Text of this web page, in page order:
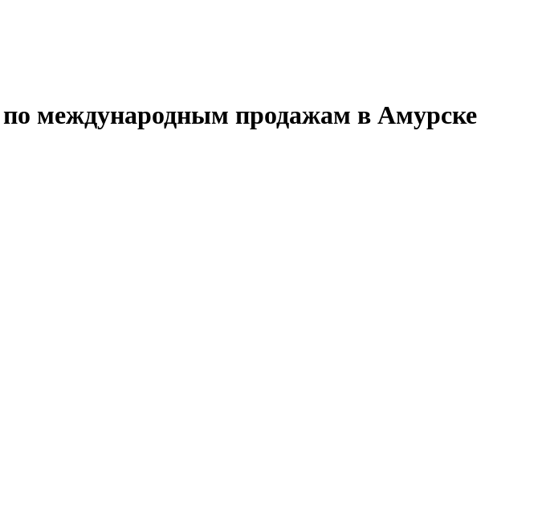
по международным продажам в Амурске